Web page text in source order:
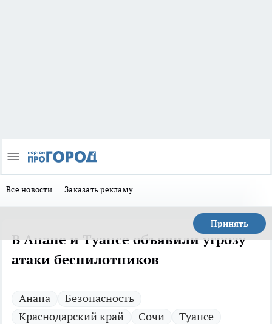
Все новости Заказать рекламу
Принять
В Анапе и Туапсе объявили угрозу
атаки беспилотников
Анапа
Безопасность
Краснодарский край
Сочи Туапсе